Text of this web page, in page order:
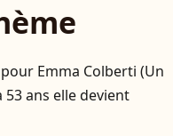
Emma Colberti (Un
53 ans elle devient